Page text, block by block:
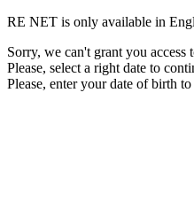
RE NET is only available in
Sorry, we can't grant you access
Please, select a right date to
Please, enter your date of birth